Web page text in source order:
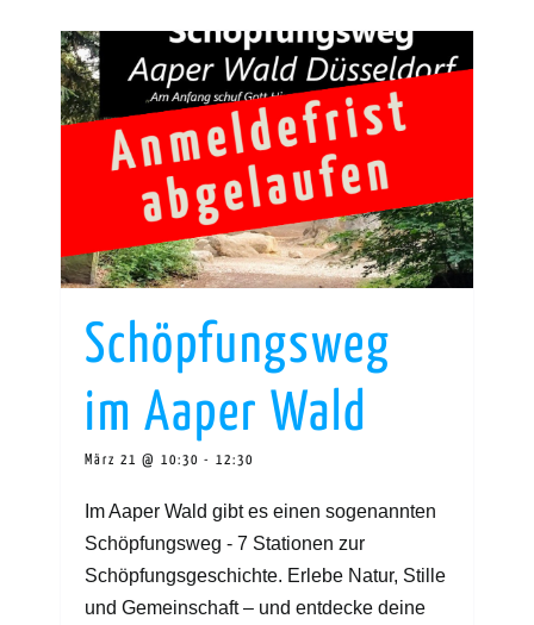
Schöpfungsweg
im Aaper Wald
März 21 @ 10:30 - 12:30
Im Aaper Wald gibt es einen sogenannten
Schöpfungsweg - 7 Stationen zur
Schöpfungsgeschichte. Erlebe Natur, Stille
und Gemeinschaft – und entdecke deine